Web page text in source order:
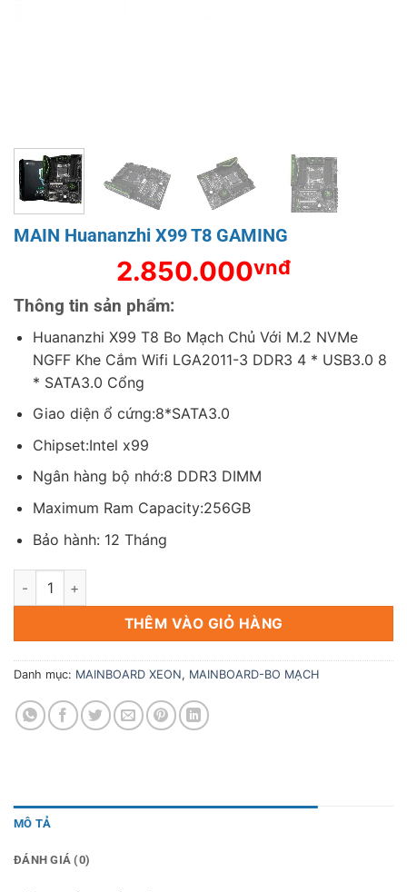
MAIN Huananzhi X99 T8 GAMING
2.850.000vnđ
Thông tin sản phẩm:
Huananzhi X99 T8 Bo Mạch Chủ Với M.2 NVMe
NGFF Khe Cắm Wifi LGA2011-3 DDR3 4 * USB3.0 8
* SATA3.0 Cổng
Giao diện ổ cứng:8*SATA3.0
Chipset:Intel x99
Ngân hàng bộ nhớ:8 DDR3 DIMM
Maximum Ram Capacity:256GB
Bảo hành: 12 Tháng
MAIN Huananzhi X99 T8 GAMING số lượng
THÊM VÀO GIỎ HÀNG
Danh mục: MAINBOARD XEON, MAINBOARD-BO MẠCH
MÔ TẢ
ĐÁNH GIÁ (0)